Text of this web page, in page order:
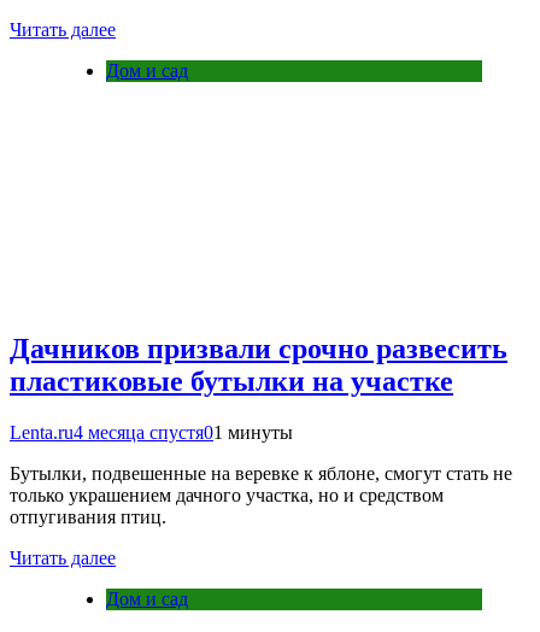
Читать далее
Дом и сад
Дачников призвали срочно развесить
пластиковые бутылки на участке
Lenta.ru4 месяца спустя01 минуты
Бутылки, подвешенные на веревке к яблоне, смогут стать не
только украшением дачного участка, но и средством
отпугивания птиц.
Читать далее
Дом и сад